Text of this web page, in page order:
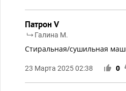
Патрон V
Галина М.
Стиральная/сушильная
23 Марта 2025 02:38 0